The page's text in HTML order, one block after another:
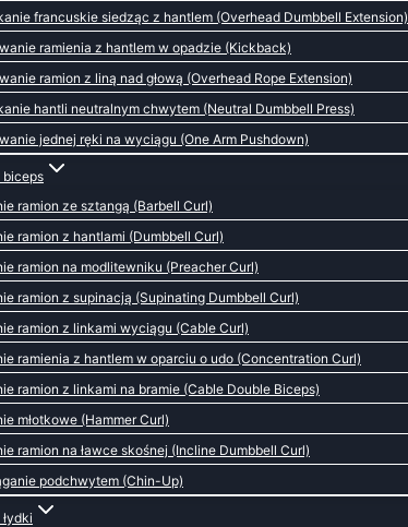
francuskie siedząc z hantlem (Overhead Dumbbell Extension)
ramienia z hantlem w opadzie (Kickback)
ramion z liną nad głową (Overhead Rope Extension)
hantli neutralnym chwytem (Neutral Dumbbell Press)
jednej ręki na wyciągu (One Arm Pushdown)
ramion ze sztangą (Barbell Curl)
ramion z hantlami (Dumbbell Curl)
ramion na modlitewniku (Preacher Curl)
ramion z supinacją (Supinating Dumbbell Curl)
ramion z linkami wyciągu (Cable Curl)
ramienia z hantlem w oparciu o udo (Concentration Curl)
ramion z linkami na bramie (Cable Double Biceps)
młotkowe (Hammer Curl)
ramion na ławce skośnej (Incline Dumbbell Curl)
podchwytem (Chin-Up)